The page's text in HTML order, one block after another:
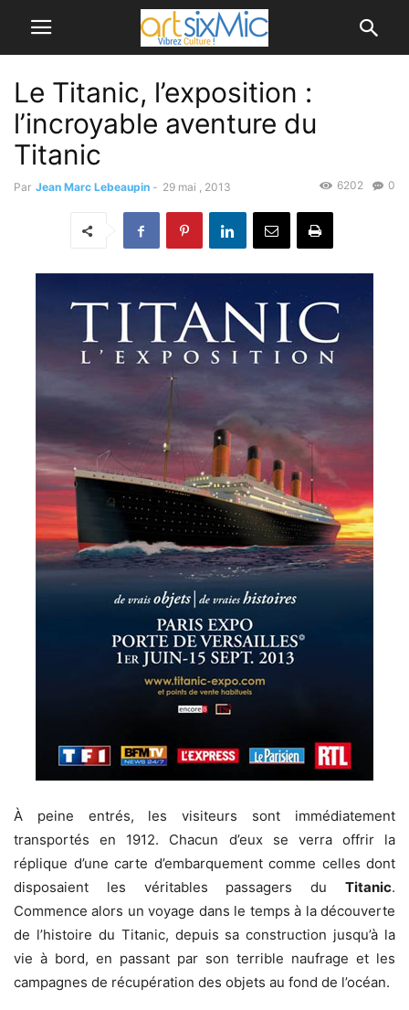
Le Titanic, l’exposition :
l’incroyable aventure du
Titanic
Par Jean Marc Lebeaupin - 29 mai , 2013 0
6202
À peine entrés, les visiteurs sont immédiatement
transportés en 1912. Chacun d’eux se verra offrir la
réplique d’une carte d’embarquement comme celles dont
disposaient les véritables passagers du Titanic.
Commence alors un voyage dans le temps à la découverte
de l’histoire du Titanic, depuis sa construction jusqu’à la
vie à bord, en passant par son terrible naufrage et les
campagnes de récupération des objets au fond de l’océan.